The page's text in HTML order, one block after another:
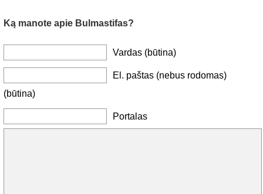
Ką manote apie Bulmastifas?
Vardas (būtina)
El. paštas (nebus rodomas)
(būtina)
Portalas